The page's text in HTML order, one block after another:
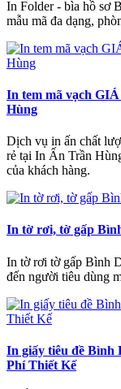
In Folder - bìa hồ sơ
mẫu mã đa dạng,
In tem mã vạch
Hùng
Dịch vụ in ấn chất
rẻ tại In Ấn Trần
của khách hàng.
In tờ rơi, tờ gấp
In tờ rơi tờ gấp Bình
đến người tiêu dùng
In giấy tiêu đề Bình
Phí Thiết Kế